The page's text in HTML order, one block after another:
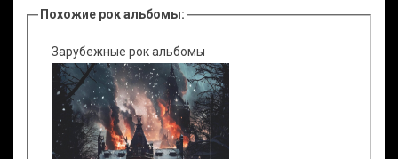
Похожие рок альбомы:
Зарубежные рок альбомы